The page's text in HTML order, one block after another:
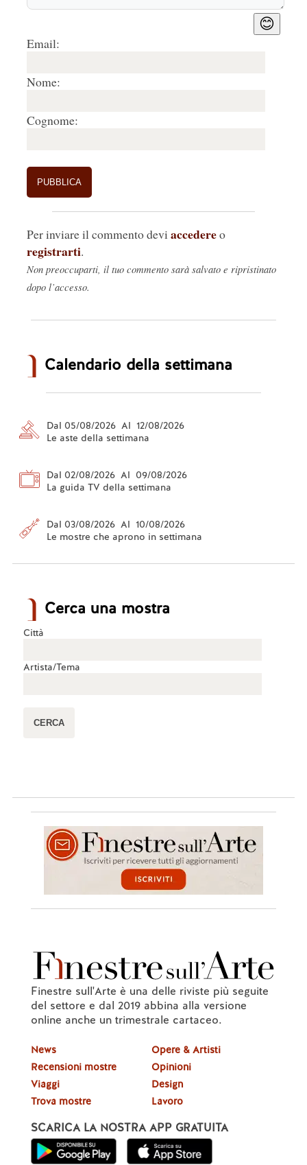
😊
Email:
Nome:
Cognome:
Per inviare il commento devi accedereo
registrarti.
Non preoccuparti, il tuo commento sarà salvato e ripristinato
dopo l’accesso.
Calendario della settimana
Dal 05/08/2026 Al 12/08/2026
Le aste della settimana
Dal 02/08/2026 Al 09/08/2026
La guida TV della settimana
Dal 03/08/2026 Al 10/08/2026
Le mostre che aprono in settimana
Cerca una mostra
Città
Artista/Tema
Finestre sull'Arte è una delle riviste più seguite
del settore e dal 2019 abbina alla versione
online anche un trimestrale cartaceo.
News
Recensioni mostre
Viaggi
Trova mostre
Opere & Artisti
Opinioni
Design
Lavoro
SCARICA LA NOSTRA APP GRATUITA